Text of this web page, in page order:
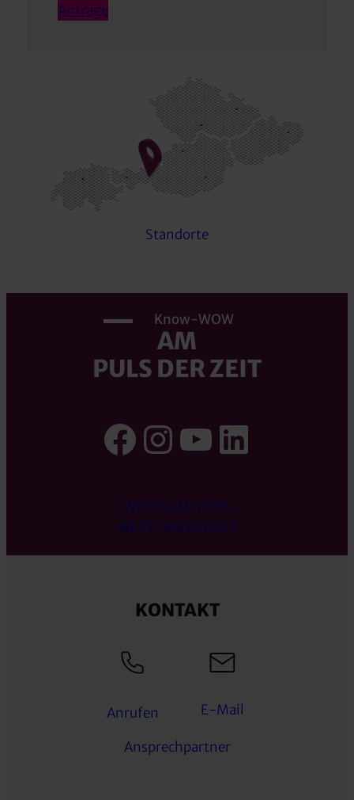
Anfrage
Standorte
Know-WOW
AM
PULS DER ZEIT
Facebook
Instagram
YouTube
WESTCAM NEWS
WESTCAM EVENTS
KONTAKT
Anrufen E-Mail
Ansprechpartner